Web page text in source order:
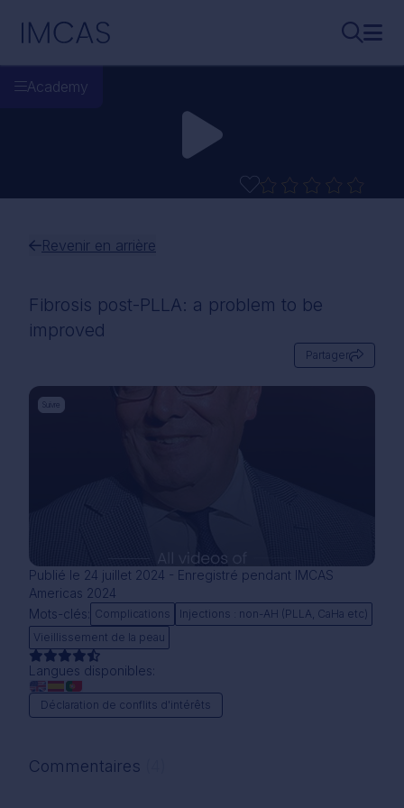
IMCAS
Academy
Revenir en arrière
Fibrosis post-PLLA: a problem to be
improved
Partager
Suivre
Publié le 24 juillet 2024 - Enregistré pendant IMCAS
Americas 2024
Mots-clés: Complications
Injections : non-AH (PLLA, CaHa etc)
Vieillissement de la peau
Langues disponibles:
Déclaration de conflits d'intérêts
Commentaires